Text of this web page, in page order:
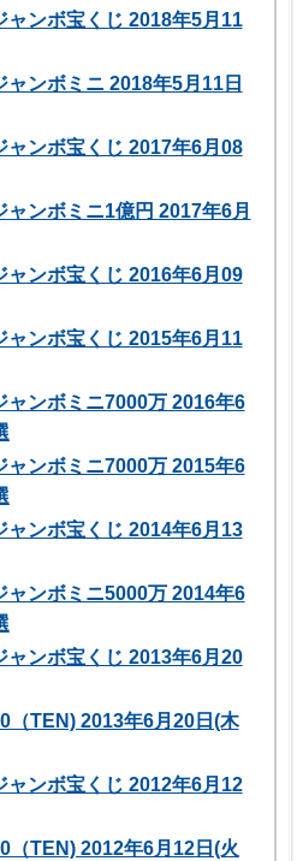
ャンボ宝くじ 2018年5月11
ンボミニ 2018年5月11日
ャンボ宝くじ 2017年6月08
ンボミニ1億円 2017年6月
ャンボ宝くじ 2016年6月09
ャンボ宝くじ 2015年6月11
ャンボミニ7000万 2016年6
ャンボミニ7000万 2015年6
ャンボ宝くじ 2014年6月13
ャンボミニ5000万 2014年6
ャンボ宝くじ 2013年6月20
（TEN) 2013年6月20日(木
ャンボ宝くじ 2012年6月12
（TEN) 2012年6月12日(火